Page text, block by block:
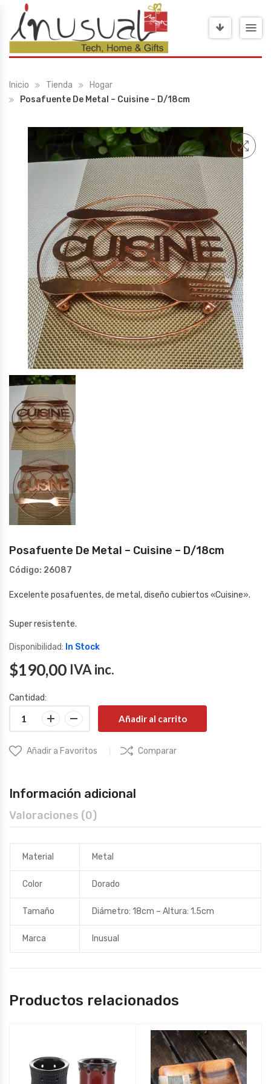
Inicio Tienda
Hogar
Posafuente De Metal – Cuisine – D/18cm
Posafuente De Metal – Cuisine – D/18cm
Código: 26087
Excelente posafuentes, de metal, diseño cubiertos «Cuisine».
Super resistente.
Disponibilidad: In Stock
$190,00 IVA inc.
Cantidad:
Añadir al carrito
Añadir a Favoritos Comparar
Información adicional
Valoraciones (0)
Material Metal
Color Dorado
Tamaño Diámetro: 18cm – Altura: 1.5cm
Marca Inusual
Productos relacionados